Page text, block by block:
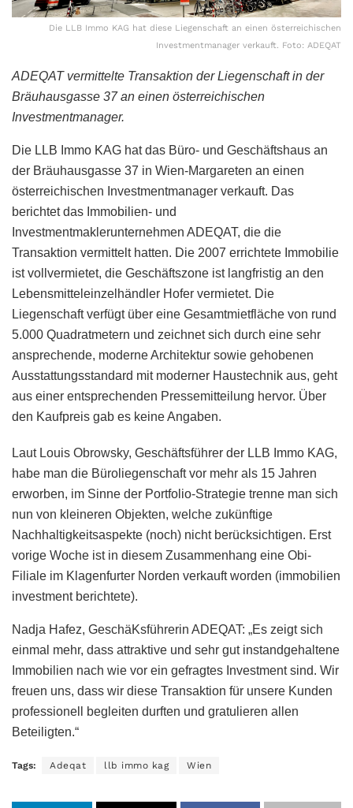
Die LLB Immo KAG hat diese Liegenschaft an einen österreichischen
Investmentmanager verkauft. Foto: ADEQAT
ADEQAT vermittelte Transaktion der Liegenschaft in der
Bräuhausgasse 37 an einen österreichischen
Investmentmanager.
Die LLB Immo KAG hat das Büro- und Geschäftshaus an
der Bräuhausgasse 37 in Wien-Margareten an einen
österreichischen Investmentmanager verkauft. Das
berichtet das Immobilien- und
Investmentmaklerunternehmen ADEQAT, die die
Transaktion vermittelt hatten. Die 2007 errichtete Immobilie
ist vollvermietet, die Geschäftszone ist langfristig an den
Lebensmitteleinzelhändler Hofer vermietet. Die
Liegenschaft verfügt über eine Gesamtmietfläche von rund
5.000 Quadratmetern und zeichnet sich durch eine sehr
ansprechende, moderne Architektur sowie gehobenen
Ausstattungsstandard mit moderner Haustechnik aus, geht
aus einer entsprechenden Pressemitteilung hervor. Über
den Kaufpreis gab es keine Angaben.
Laut Louis Obrowsky, Geschäftsführer der LLB Immo KAG,
habe man die Büroliegenschaft vor mehr als 15 Jahren
erworben, im Sinne der Portfolio-Strategie trenne man sich
nun von kleineren Objekten, welche zukünftige
Nachhaltigkeitsaspekte (noch) nicht berücksichtigen. Erst
vorige Woche ist in diesem Zusammenhang eine Obi-
Filiale im Klagenfurter Norden verkauft worden (immobilien
investment berichtete).
Nadja Hafez, GeschäKsführerin ADEQAT: „Es zeigt sich
einmal mehr, dass attraktive und sehr gut instandgehaltene
Immobilien nach wie vor ein gefragtes Investment sind. Wir
freuen uns, dass wir diese Transaktion für unsere Kunden
professionell begleiten durften und gratulieren allen
Beteiligten.“
Tags: Adeqat llb immo kag Wien